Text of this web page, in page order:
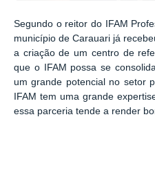
Segundo o reitor do IFAM
município de Carauari já
a criação de um centro de
que o IFAM possa se
um grande potencial no setor
IFAM tem uma grande
essa parceria tende a render